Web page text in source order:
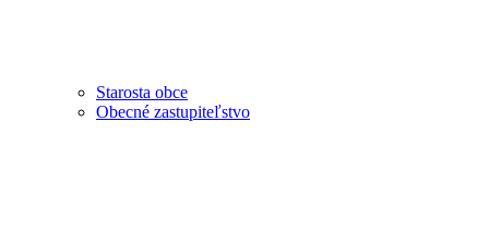
Starosta obce
Obecné zastupiteľstvo